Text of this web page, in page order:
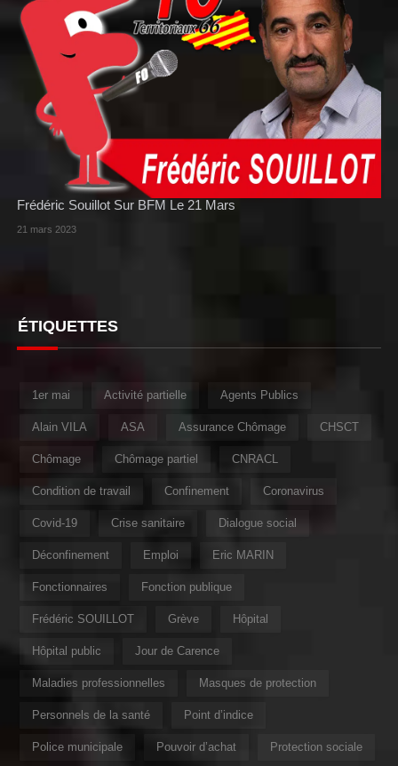
Frédéric Souillot Sur BFM Le 21 Mars
21 mars 2023
ÉTIQUETTES
1er mai Activité partielle Agents Publics
Alain VILA ASA Assurance Chômage CHSCT
Chômage Chômage partiel CNRACL
Condition de travail Confinement Coronavirus
Covid-19 Crise sanitaire Dialogue social
Déconfinement Emploi Eric MARIN
Fonctionnaires Fonction publique
Frédéric SOUILLOT Grève Hôpital
Hôpital public Jour de Carence
Maladies professionnelles Masques de protection
Personnels de la santé Point d’indice
Police municipale Pouvoir d’achat Protection sociale